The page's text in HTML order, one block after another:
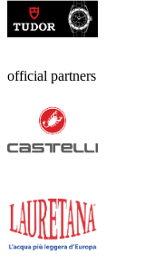
official partners